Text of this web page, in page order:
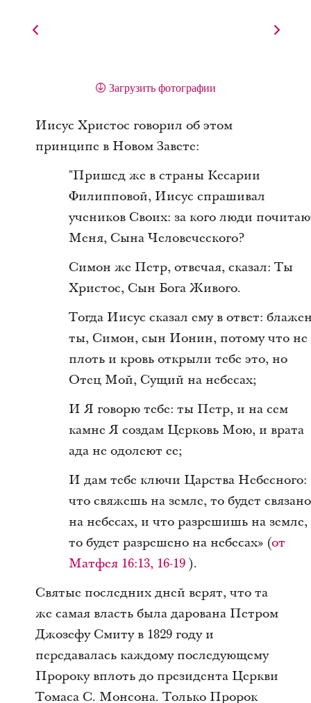
Загрузить фотографии
Иисус Христос говорил об этом
принципе в Новом Завете:
"Пришед же в страны Кесарии
Филипповой, Иисус спрашивал
учеников Своих: за кого люди
Меня, Сына Человеческого?
Симон же Петр, отвечая, сказал: Ты
Христос, Сын Бога Живого.
Тогда Иисус сказал ему в ответ:
ты, Симон, сын Ионин, потому что не
плоть и кровь открыли тебе это, но
Отец Мой, Сущий на небесах;
И Я говорю тебе: ты Петр, и на сем
камне Я создам Церковь Мою, и врата
ада не одолеют ее;
И дам тебе ключи Царства Небесного:
что свяжешь на земле, то будет связано
на небесах, и что разрешишь на земле,
то будет разрешено на небесах» (от
Матфея 16:13, 16-19 ).
Святые последних дней верят, что та
же самая власть была дарована Петром
Джозефу Смиту в 1829 году и
передавалась каждому последующему
Пророку вплоть до президента Церкви
Томаса С. Монсона. Только Пророк